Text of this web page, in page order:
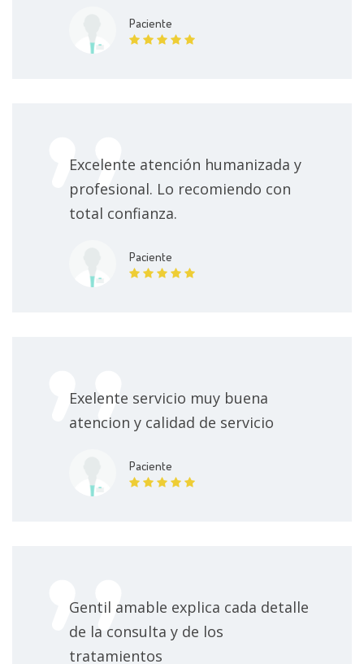
Paciente
Excelente atención humanizada y
profesional. Lo recomiendo con
total confianza.
Paciente
Exelente servicio muy buena
atencion y calidad de servicio
Paciente
Gentil amable explica cada detalle
de la consulta y de los
tratamientos